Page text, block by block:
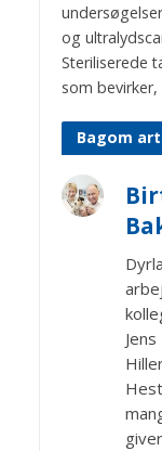
og
Steriliserede
som
Bagom